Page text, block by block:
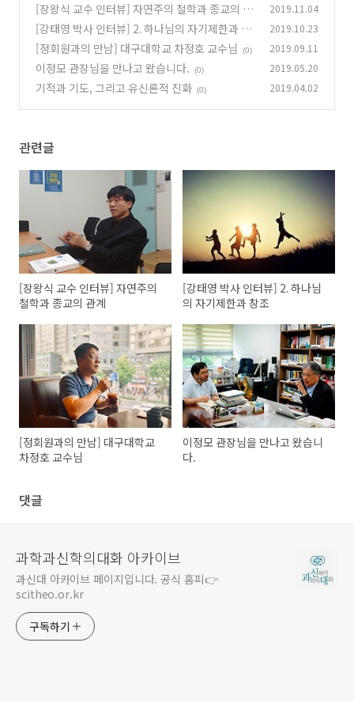
[장왕식 교수 인터뷰] 자연주의 철학과 종교의 관
계
(0)
2019.11.04
[강태영 박사 인터뷰] 2. 하나님의 자기제한과 창
조 (0)
2019.10.23
[정회원과의 만남] 대구대학교 차정호 교수님 (0) 2019.09.11
이정모 관장님을 만나고 왔습니다. (0) 2019.05.20
기적과 기도, 그리고 유신론적 진화 (0) 2019.04.02
관련글
[장왕식 교수 인터뷰] 자연주의
철학과 종교의 관계
[강태영 박사 인터뷰] 2. 하나님
의 자기제한과 창조
[정회원과의 만남] 대구대학교
차정호 교수님
이정모 관장님을 만나고 왔습니
다.
댓글
과학과신학의대화 아카이브
과신대 아카이브 페이지입니다. 공식 홈피👉
scitheo.or.kr
구독하기